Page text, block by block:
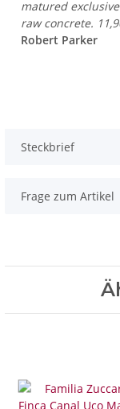
matured
raw concrete.
Robert Parker
Steckbrief
Frage zum Artikel